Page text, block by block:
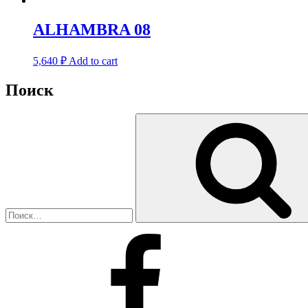
ALHAMBRA 08
5,640 ₽ Add to cart
Поиск